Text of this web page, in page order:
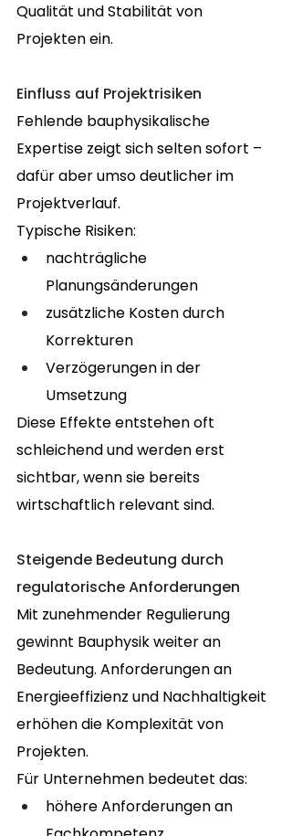
Qualität und Stabilität von
Projekten ein.
Einfluss auf Projektrisiken
Fehlende bauphysikalische
Expertise zeigt sich selten sofort –
dafür aber umso deutlicher im
Projektverlauf.
Typische Risiken:
nachträgliche
Planungsänderungen
zusätzliche Kosten durch
Korrekturen
Verzögerungen in der
Umsetzung
Diese Effekte entstehen oft
schleichend und werden erst
sichtbar, wenn sie bereits
wirtschaftlich relevant sind.
Steigende Bedeutung durch
regulatorische Anforderungen
Mit zunehmender Regulierung
gewinnt Bauphysik weiter an
Bedeutung. Anforderungen an
Energieeffizienz und Nachhaltigkeit
erhöhen die Komplexität von
Projekten.
Für Unternehmen bedeutet das:
höhere Anforderungen an